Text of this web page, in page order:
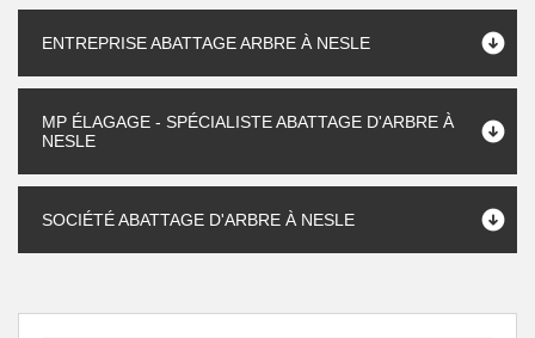
ENTREPRISE ABATTAGE ARBRE À NESLE
MP ÉLAGAGE - SPÉCIALISTE ABATTAGE D'ARBRE À
NESLE
SOCIÉTÉ ABATTAGE D'ARBRE À NESLE